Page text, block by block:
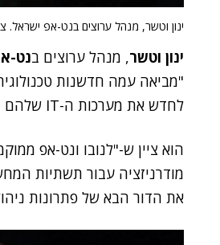
ינון וטשר, מנהל ערוצים בנט-אפ ישראל.
ינון וטשר, מנהל ערוצים בנט-
"מביאה עמה חדשנות
לחדש את מערכות ה-IT שלהם ולהאיץ את השינוי הדיגיטלי שאותו הם עוברים".
הוא ציין ש-"לנובו ונט-אפ
מודרניזציה עבור תשתיות
את הדור הבא של פתרונות